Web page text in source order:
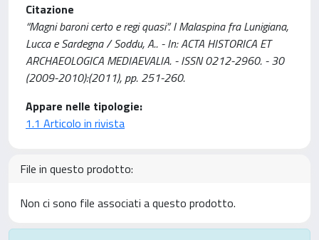
Citazione
“Magni baroni certo e regi quasi”. I Malaspina fra Lunigiana,
Lucca e Sardegna / Soddu, A.. - In: ACTA HISTORICA ET
ARCHAEOLOGICA MEDIAEVALIA. - ISSN 0212-2960. - 30
(2009-2010):(2011), pp. 251-260.
Appare nelle tipologie:
1.1 Articolo in rivista
File in questo prodotto:
Non ci sono file associati a questo prodotto.